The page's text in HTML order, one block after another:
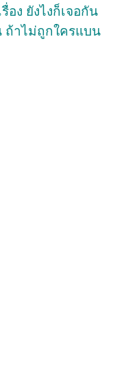
ง ยังไงก็เจอกัน
ถ้าไม่ถูกใครแบน